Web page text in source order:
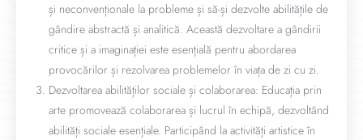
și neconvenționale la probleme și să-și dezvolte abilitățile de
gândire abstractă și analitică. Această dezvoltare a gândirii
critice și a imaginației este esențială pentru abordarea
provocărilor și rezolvarea problemelor în viața de zi cu zi.
Dezvoltarea abilităților sociale și colaborarea: Educația prin
arte promovează colaborarea și lucrul în echipă, dezvoltând
abilități sociale esențiale. Participând la activități artistice în